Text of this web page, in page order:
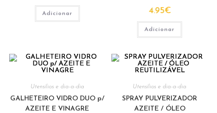
Adicionar 4.95€
Adicionar
Utensílios e dia-a-dia
GALHETEIRO VIDRO DUO p/
AZEITE E VINAGRE
Utensílios e dia-a-dia
SPRAY PULVERIZADOR
AZEITE / ÓLEO